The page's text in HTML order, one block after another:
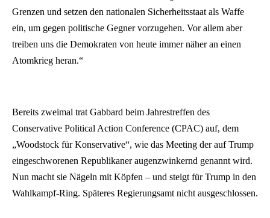
Grenzen und setzen den nationalen Sicherheitsstaat als Waffe
ein, um gegen politische Gegner vorzugehen. Vor allem aber
treiben uns die Demokraten von heute immer näher an einen
Atomkrieg heran.“
Bereits zweimal trat Gabbard beim Jahrestreffen des
Conservative Political Action Conference (CPAC) auf, dem
„Woodstock für Konservative“, wie das Meeting der auf Trump
eingeschworenen Republikaner augenzwinkernd genannt wird.
Nun macht sie Nägeln mit Köpfen – und steigt für Trump in den
Wahlkampf-Ring. Späteres Regierungsamt nicht ausgeschlossen.